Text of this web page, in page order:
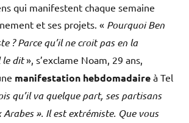
qui manifestent chaque semaine
et ses projets. « Pourquoi Ben
? Parce qu’il ne croit pas en la
le dit», s’exclame Noam, 29 ans,
manifestation hebdomadaire à Tel
qu’il va quelque part, ses partisans
». Il est extrémiste. Que vous